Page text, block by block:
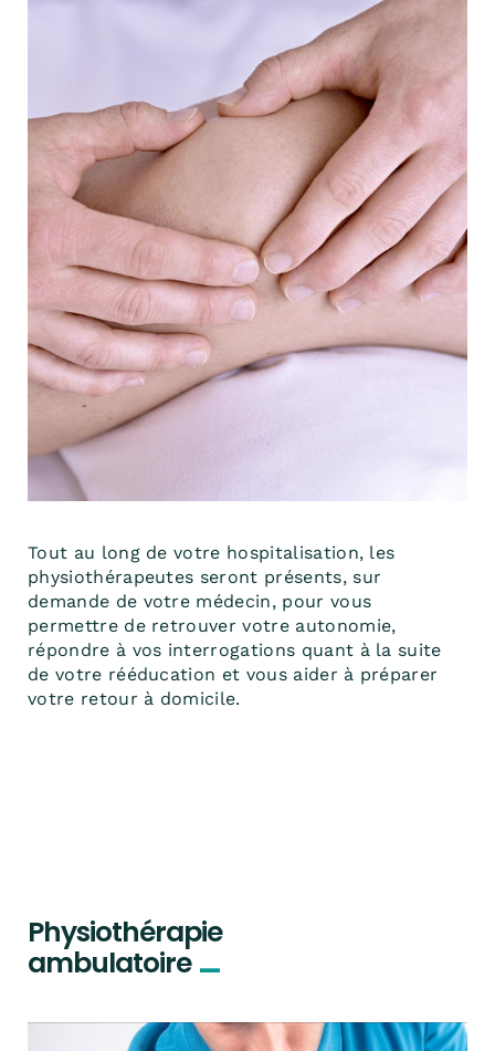
Tout au long de votre hospitalisation, les
physiothérapeutes seront présents, sur
demande de votre médecin, pour vous
permettre de retrouver votre autonomie,
répondre à vos interrogations quant à la suite
de votre rééducation et vous aider à préparer
votre retour à domicile.
Physiothérapie
ambulatoire_